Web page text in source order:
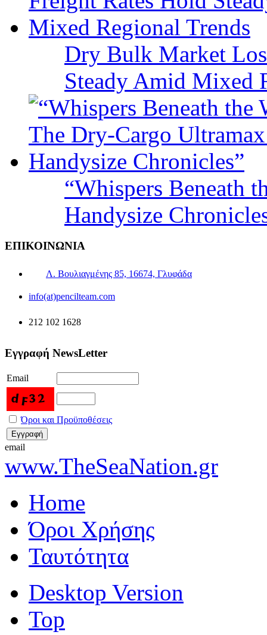
Dry Bulk Market
Steady Amid Mixed
“Whispers Beneath
Handysize
ΕΠΙΚΟΙΝΩΝΙΑ
Λ. Βουλιαγμένης 85, 16674, Γλυφάδα
info(at)pencilteam.com
212 102 1628
Εγγραφή NewsLetter
Email
Όροι και Προϋποθέσεις
email
www.TheSeaNation.gr
Home
Όροι Χρήσης
Ταυτότητα
Desktop Version
Top